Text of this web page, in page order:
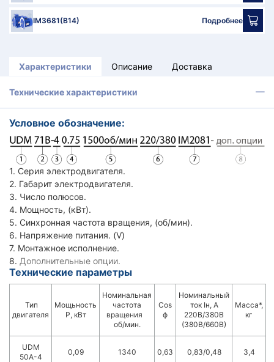
IM3681(B14) Подробнее
Характеристики Описание Доставка
Технические характеристики
Условное обозначение:
1. Серия электродвигателя.
2. Габарит электродвигателя.
3. Число полюсов.
4. Мощность, (кВт).
5. Синхронная частота вращения, (об/мин).
6. Напряжение питания. (V)
7. Монтажное исполнение.
8. Дополнительные опции.
Технические параметры
Тип
двигателя
Мощьность
P, кВт
Номинальная
частота
вращения
об/мин.
Cos
ф
Номинальный
ток Iн, А
220В/380В
(380В/660В)
Масса*,
кг
UDM
50A-4
0,09 1340 0,63 0,83/0,48 3,4